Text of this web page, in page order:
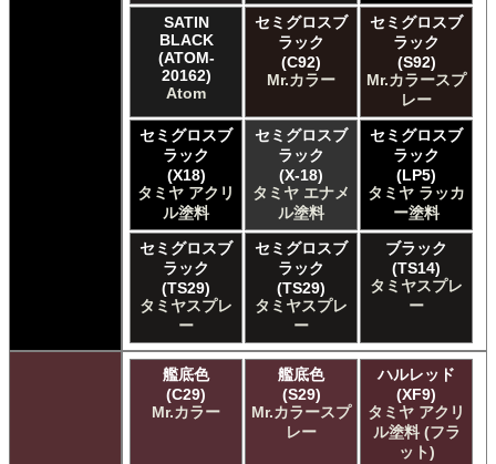
ガイアノーツ ガイアカラー
タミヤ タミヤ アクリル塗料
タミヤ タミヤ アクリル塗料 (フラット)
タミヤ タミヤ エアーモデルスプレー
タミヤ タミヤ エナメル塗料
タミヤ タミヤ トップコート/サーフェイサー/プライマー
タミヤ タミヤ ラッカー塗料
タミヤ タミヤスプレー
タミヤ タミヤスプレー
タミヤ タミヤスプレーAS
ＧＳＩクレオス Master Series Paints Pathfinder
ＧＳＩクレオス Mr.カラー
ＧＳＩクレオス Mr.カラー GX
ＧＳＩクレオス Mr.カラー 色ノ源
ＧＳＩクレオス Mr.カラー スーパーメタリック 2
ＧＳＩクレオス Mr.カラースプレー
ＧＳＩクレオス Mr.クリアカラーGX
ＧＳＩクレオス Mr.クリスタルカラー
SATIN
BLACK
(ATOM-
20162)
Atom
セミグロスブ
ラック
(C92)
Mr.カラー
セミグロスブ
ラック
(S92)
Mr.カラースプ
レー
セミグロスブ
ラック
(X18)
タミヤ アクリ
ル塗料
セミグロスブ
ラック
(X-18)
タミヤ エナメ
ル塗料
セミグロスブ
ラック
(LP5)
タミヤ ラッカ
ー塗料
セミグロスブ
ラック
(TS29)
タミヤスプレ
ー
セミグロスブ
ラック
(TS29)
タミヤスプレ
ー
ブラック
(TS14)
タミヤスプレ
ー
艦底色
(C29)
Mr.カラー
艦底色
(S29)
Mr.カラースプ
レー
ハルレッド
(XF9)
タミヤ アクリ
ル塗料 (フラ
ット)